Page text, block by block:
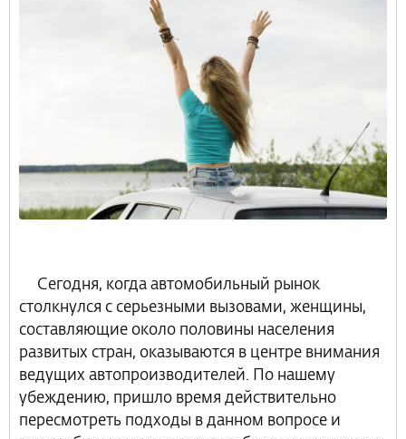
Сегодня, когда автомобильный рынок
столкнулся с серьезными вызовами, женщины,
составляющие около половины населения
развитых стран, оказываются в центре внимания
ведущих автопроизводителей. По нашему
убеждению, пришло время действительно
пересмотреть подходы в данном вопросе и